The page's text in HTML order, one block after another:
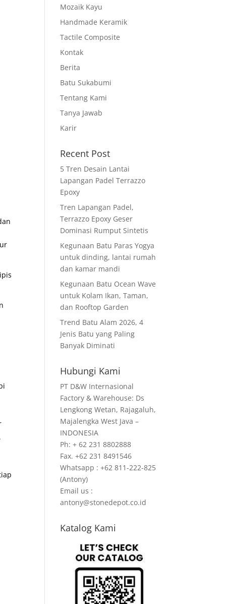
Mozaik Kayu
Handmade Keramik
Tactile Composite
Kontak
Berita
Batu Sukabumi
Tentang Kami
Tanya Jawab
Karir
Recent Post
5 Tren Desain Lantai
Lapangan Padel Terrazzo
Epoxy
Tren Lapangan Padel,
Terrazzo Epoxy Geser
Dominasi Rumput Sintetis
Kegunaan Batu Paras Yogya
untuk dinding, lantai rumah
dan kamar mandi
Kegunaan Batu Ocean Wave
untuk Kolam Ikan, Taman,
dan Rooftop Garden
Trend Batu Alam 2026, 4
Jenis Batu yang Paling
Banyak Diminati
Hubungi Kami
PT D&W Internasional
Factory & Warehouse: Ds
Lengkong Wetan, Rajagaluh,
Majalengka West Java –
INDONESIA
Ph: + 62 231 8802888
Fax. +62 231 8491546
Whatsapp : +62 811-222-825
(Antony)
Email us :
antony@stonedepot.co.id
Katalog Kami